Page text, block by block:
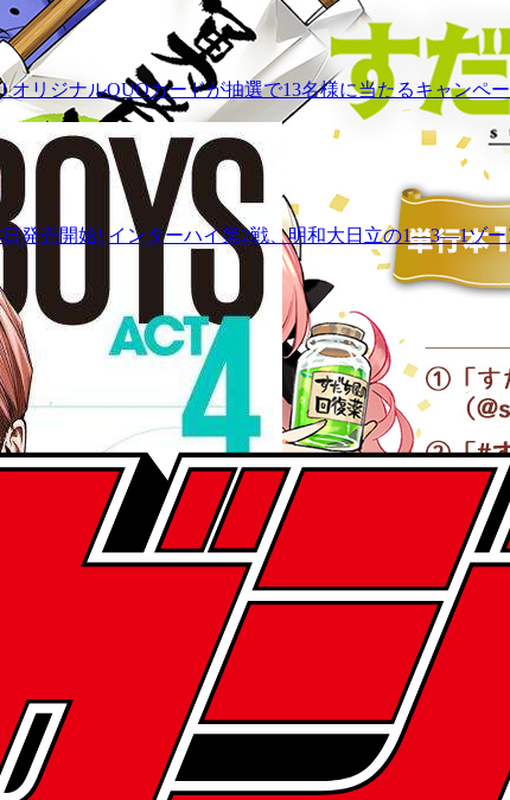
オリジナルQUOカードが抽選で13名様に当たるキャンペ
発売開始! インターハイ第2戦、明和大日立の1―3―1ゾ